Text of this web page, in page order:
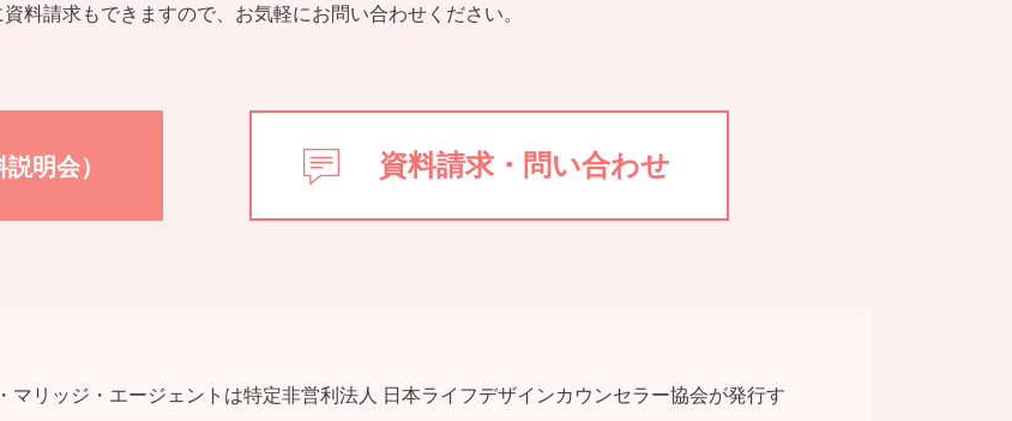
資料請求もできますので、お気軽にお問い合わせください。
説明会） 資料請求・問い合わせ
マリッジ・エージェントは特定⾮営利法⼈ ⽇本ライフデザインカウンセラー協会が発⾏す